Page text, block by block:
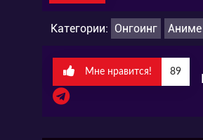
Категории: Онгоинг Аниме
Мне нравится! 89